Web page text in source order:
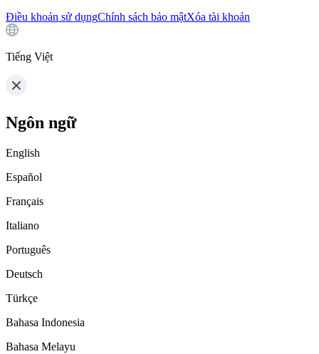
Điều khoản sử dụngChính sách bảo mậtXóa tài khoản
Tiếng Việt
Ngôn ngữ
English
Español
Français
Italiano
Português
Deutsch
Türkçe
Bahasa Indonesia
Bahasa Melayu